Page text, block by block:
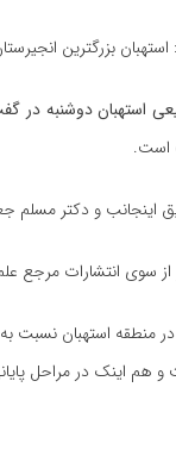
استهبان بزرگترین
استهبان دوشنبه در گفت
است.
منطقه استهبان نسبت
هم اینک در مراحل